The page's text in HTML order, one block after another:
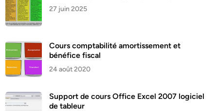
27 juin 2025
Cours comptabilité amortissement et
bénéfice fiscal
24 août 2020
Support de cours Office Excel 2007 logiciel
de tableur